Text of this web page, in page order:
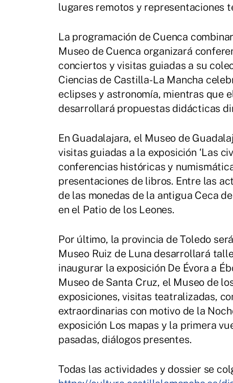
lugares remotos y representaciones
La programación de Cuenca
Museo de Cuenca organizará
conciertos y visitas guiadas a su
Ciencias de Castilla-La Mancha
eclipses y astronomía, mientras que
desarrollará propuestas didácticas
En Guadalajara, el Museo de
visitas guiadas a la exposición ‘Las
conferencias históricas y
presentaciones de libros. Entre las
de las monedas de la antigua Ceca
en el Patio de los Leones.
Por último, la provincia de Toledo
Museo Ruiz de Luna desarrollará
inaugurar la exposición De Évora a
Museo de Santa Cruz, el Museo de
exposiciones, visitas teatralizadas,
extraordinarias con motivo de la
exposición Los mapas y la primera
pasadas, diálogos presentes.
Todas las actividades y dossier se